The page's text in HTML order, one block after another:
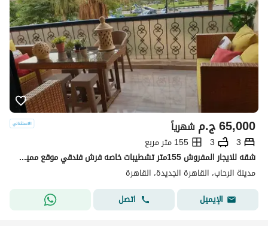
ج.م65,000 شهرياً
3
3
155 متر مربع
شقه للايجار المفروش 155متر تشطيبات خاصه فرش فندقي موقع مميز جدا في مدينه الرحاب التجمع الاول القاهره الجديده_Rehab City, First Settlement, New Cairo.
مدينة الرحاب، القاهرة الجديدة، القاهرة
الإيميل
اتصل